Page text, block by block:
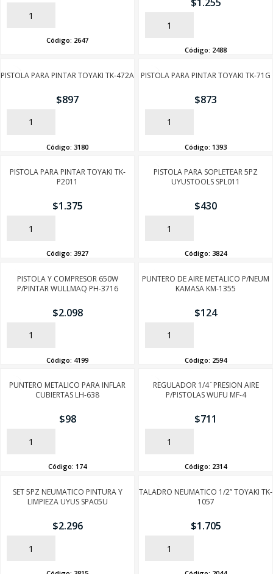
AÑADIR
Código: 2647
AÑADIR
Código: 2488
PISTOLA PARA PINTAR TOYAKI TK-472A
$897
AÑADIR
Código: 3180
PISTOLA PARA PINTAR TOYAKI TK-71G
$873
AÑADIR
Código: 1393
PISTOLA PARA PINTAR TOYAKI TK-
P2011
$1.375
AÑADIR
Código: 3927
PISTOLA PARA SOPLETEAR 5PZ
UYUSTOOLS SPL011
$430
AÑADIR
Código: 3824
PISTOLA Y COMPRESOR 650W
P/PINTAR WULLMAQ PH-3716
$2.098
AÑADIR
Código: 4199
PUNTERO DE AIRE METALICO P/NEUM
KAMASA KM-1355
$124
AÑADIR
Código: 2594
PUNTERO METALICO PARA INFLAR
CUBIERTAS LH-638
$98
AÑADIR
Código: 174
REGULADOR 1/4¨PRESION AIRE
P/PISTOLAS WUFU MF-4
$711
AÑADIR
Código: 2314
SET 5PZ NEUMATICO PINTURA Y
LIMPIEZA UYUS SPA05U
$2.296
AÑADIR
TALADRO NEUMATICO 1/2” TOYAKI TK-
1057
$1.705
AÑADIR